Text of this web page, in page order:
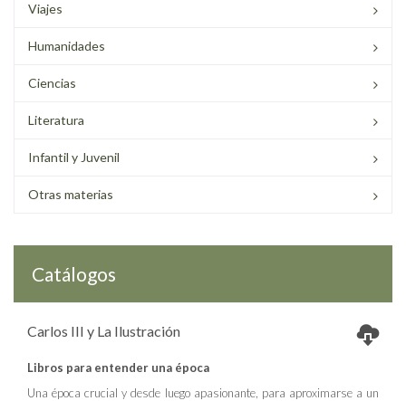
Viajes
Humanidades
Ciencias
Literatura
Infantil y Juvenil
Otras materias
Catálogos
Carlos III y La Ilustración
Libros para entender una época
Una época crucial y desde luego apasionante, para aproximarse a un